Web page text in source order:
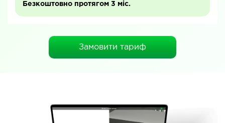
Безкоштовно протягом 3 міс.
Замовити тариф